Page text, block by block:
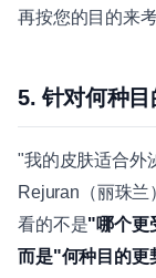
再按您的目的来
5. 针对何种目
"我的皮肤适合外
Rejuran（丽珠
看的不是"哪个更
而是"何种目的更